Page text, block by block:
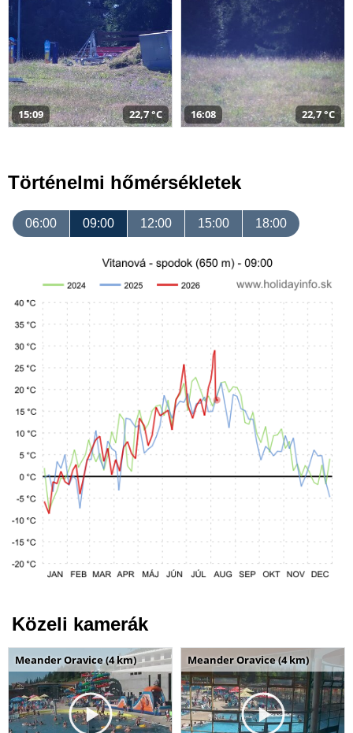
15:09 22,7 °C 16:08 22,7 °C
Történelmi hőmérsékletek
06:00 09:00 12:00 15:00 18:00
Közeli kamerák
Meander Oravice (4 km) Meander Oravice (4 km)